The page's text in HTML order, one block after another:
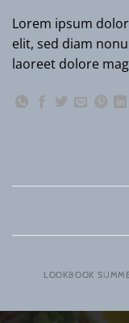
Lorem ipsum
elit, sed diam
laoreet dolore
LOOKBOOK